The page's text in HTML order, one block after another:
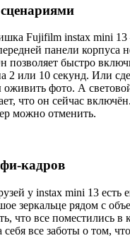
Fujifilm instax mini 13
панели корпуса
позволяет быстро
2 или 10 секунд. Или
фото. А
что он сейчас
можно отменить.
кадров
у instax mini 13 есть
зеркальце рядом с
что все поместились
себя все заботы о том,